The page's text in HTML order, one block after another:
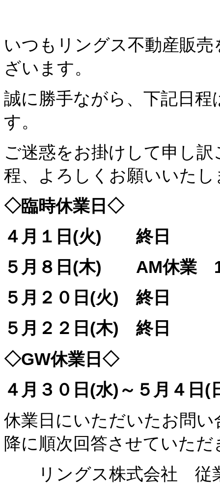
いつもリングス不動産販
ざいます。
誠に勝手ながら、下記日
す。
ご迷惑をお掛けして申し
程、よろしくお願いいたし
◇臨時休業日◇
４月１日(火) 終日
５月８日(木) AM休業
５月２０日(火) 終日
５月２２日(木) 終日
◇GW休業日◇
４月３０日(水)～５月４日(
休業日にいただいたお問
降に順次回答させていただ
リングス株式会社 従